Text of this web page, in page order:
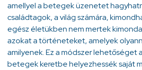
amellyel a betegek üzenetet
családtagok, a világ számára,
egész életükben nem mertek
azokat a történeteket, amelyek
amilyenek. Ez a módszer lehetőséget
betegek keretbe helyezhessék saját